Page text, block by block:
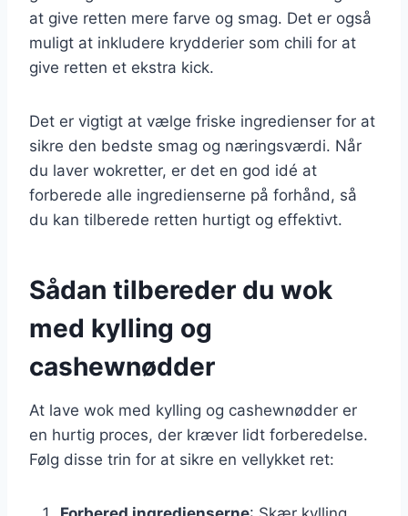
at give retten mere farve og smag. Det er også
muligt at inkludere krydderier som chili for at
give retten et ekstra kick.
Det er vigtigt at vælge friske ingredienser for at
sikre den bedste smag og næringsværdi. Når
du laver wokretter, er det en god idé at
forberede alle ingredienserne på forhånd, så
du kan tilberede retten hurtigt og effektivt.
Sådan tilbereder du wok
med kylling og
cashewnødder
At lave wok med kylling og cashewnødder er
en hurtig proces, der kræver lidt forberedelse.
Følg disse trin for at sikre en vellykket ret: